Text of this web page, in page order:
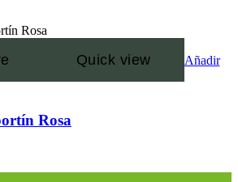
Quick view Añadir
Rosa